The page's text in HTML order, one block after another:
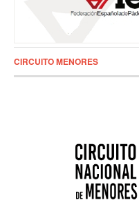
CIRCUITO MENORES